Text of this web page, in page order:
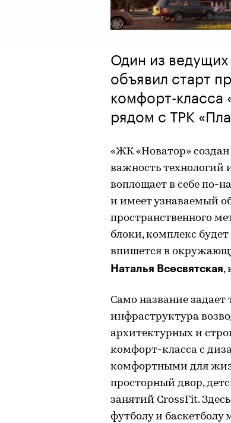
Один из
объявил старт
комфорт-класса
рядом с ТРК
«ЖК «Новатор»
важность технологий
воплощает в себе по-
и имеет узнаваемый
пространственного
блоки, комплекс
впишется в
Наталья Всесвятская,
Само название
инфраструктура
архитектурных и
комфорт-класса с
комфортными для
просторный двор,
занятий CrossFit.
футболу и